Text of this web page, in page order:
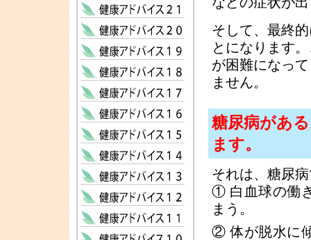
そして、最終
とになります
が困難になっ
ません。
糖尿病があ
ます。
それは、糖尿
① 白血球の働
まう。
② 体が脱水に